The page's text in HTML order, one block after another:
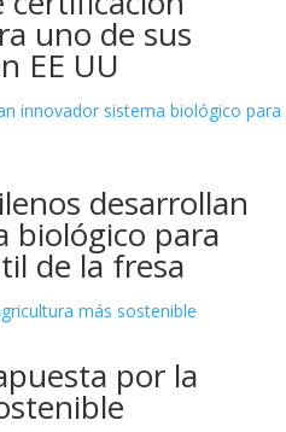
uno de sus
EE UU
desarrollan
biológico para
de la fresa
por la